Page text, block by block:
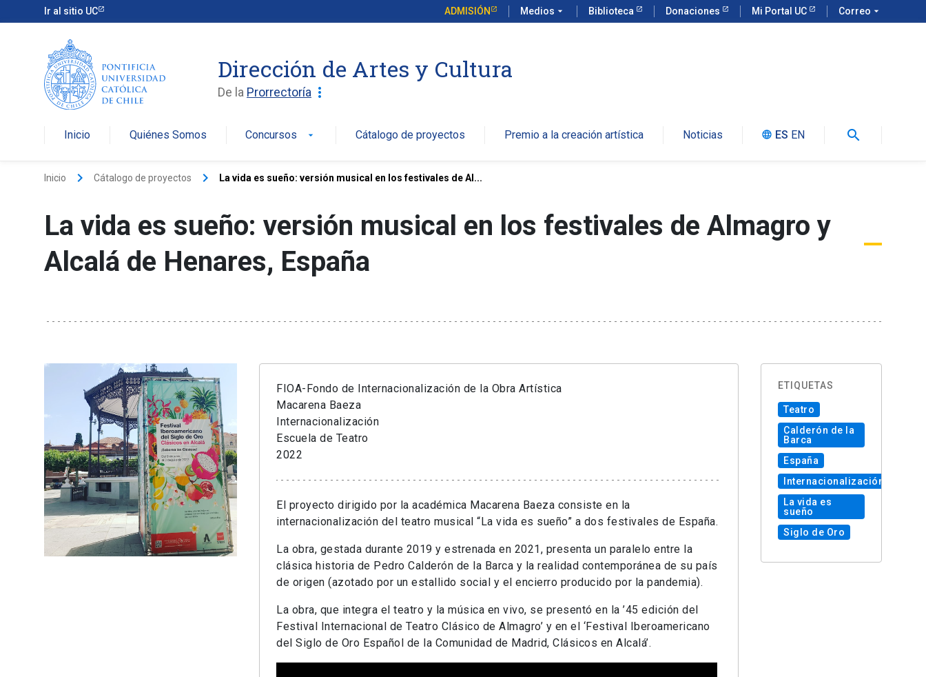
Ir al sitio UC ADMISIÓN Medios arrow_drop_down Biblioteca Donaciones Mi Portal UC Correo arrow_drop_down
Dirección de Artes y Cultura
De la Prorrectoría more_vert
Inicio Quiénes Somos Concursos arrow_drop_down Cátalogo de proyectos Premio a la creación artística Noticias language ES EN search
Inicio keyboard_arrow_right Cátalogo de proyectos keyboard_arrow_right La vida es sueño: versión musical en los festivales de Al...
La vida es sueño: versión musical en los festivales de Almagro y
Alcalá de Henares, España
FIOA-Fondo de Internacionalización de la Obra Artística
Macarena Baeza
Internacionalización
Escuela de Teatro
2022
El proyecto dirigido por la académica Macarena Baeza consiste en la
internacionalización del teatro musical “La vida es sueño” a dos festivales de España.
La obra, gestada durante 2019 y estrenada en 2021, presenta un paralelo entre la
clásica historia de Pedro Calderón de la Barca y la realidad contemporánea de su país
de origen (azotado por un estallido social y el encierro producido por la pandemia).
La obra, que integra el teatro y la música en vivo, se presentó en la ’45 edición del
Festival Internacional de Teatro Clásico de Almagro’ y en el ‘Festival Iberoamericano
del Siglo de Oro Español de la Comunidad de Madrid, Clásicos en Alcalá’.
ETIQUETAS
Teatro
Calderón de la
Barca
España
Internacionalización
La vida es
sueño
Siglo de Oro